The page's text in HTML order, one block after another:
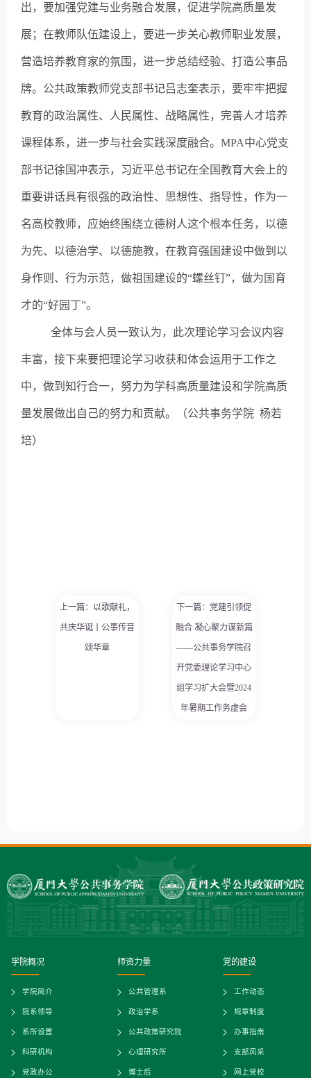
出，要加强党建与业务融合发展，促进学院高质量发
展；在教师队伍建设上，要进一步关心教师职业发展，
营造培养教育家的氛围，进一步总结经验、打造公事品
牌。公共政策教师党支部书记吕志奎表示，要牢牢把握
教育的政治属性、人民属性、战略属性，完善人才培养
课程体系，进一步与社会实践深度融合。MPA中心党支
部书记徐国冲表示，习近平总书记在全国教育大会上的
重要讲话具有很强的政治性、思想性、指导性，作为一
名高校教师，应始终围绕立德树人这个根本任务，以德
为先、以德治学、以德施教，在教育强国建设中做到以
身作则、行为示范，做祖国建设的“螺丝钉”，做为国育
才的“好园丁”。
全体与会人员一致认为，此次理论学习会议内容
丰富，接下来要把理论学习收获和体会运用于工作之
中，做到知行合一，努力为学科高质量建设和学院高质
量发展做出自己的努力和贡献。 （公共事务学院 杨若
培）
上一篇：以歌献礼，
共庆华诞丨公事传音
颂华章
下一篇：党建引领促
融合 凝心聚力谋新篇
——公共事务学院召
开党委理论学习中心
组学习扩大会暨2024
年暑期工作务虚会
学院概况
学院简介
院系领导
系所设置
科研机构
党政办公
师资力量
公共管理系
政治学系
公共政策研究院
心理研究所
博士后
党的建设
工作动态
规章制度
办事指南
支部风采
网上党校